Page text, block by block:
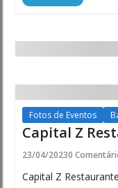
Fotos de Eventos
Capital Z
23/04/20230
Capital Z